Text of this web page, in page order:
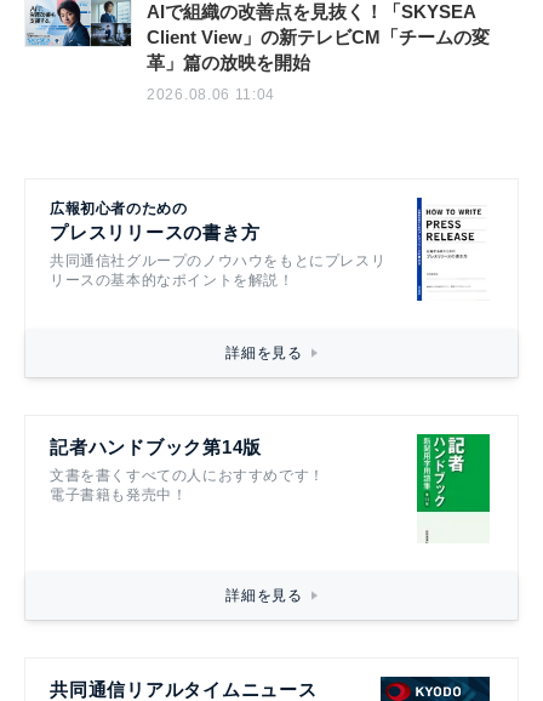
AIで組織の改善点を見抜く！「SKYSEA
Client View」の新テレビCM「チームの変
革」篇の放映を開始
2026.08.06 11:04
広報初心者のための
プレスリリースの書き方
共同通信社グループのノウハウをもとにプレスリ
リースの基本的なポイントを解説！
詳細を見る
記者ハンドブック第14版
文書を書くすべての人におすすめです！
電子書籍も発売中！
詳細を見る
共同通信リアルタイムニュース